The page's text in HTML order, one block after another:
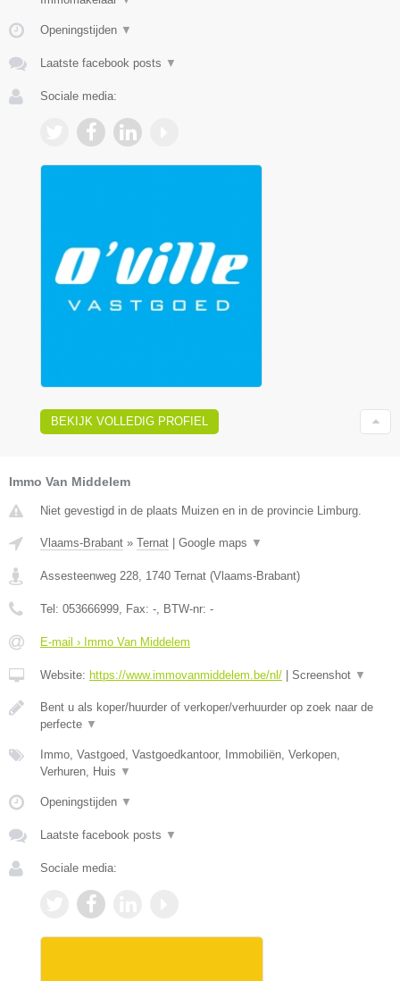
Openingstijden ▼
Laatste facebook posts ▼
Sociale media:
BEKIJK VOLLEDIG PROFIEL
Immo Van Middelem
Niet gevestigd in de plaats Muizen en in de provincie Limburg.
Vlaams-Brabant » Ternat Google maps ▼
Assesteenweg 228 1740 Ternat (Vlaams-Brabant)
Tel: 053666999 , Fax: - , BTW-nr: -
E-mail › Immo Van Middelem
Website: https://www.immovanmiddelem.be/nl/ Screenshot ▼
Bent u als koper/huurder of verkoper/verhuurder op zoek naar de
perfecte ▼
Immo, Vastgoed, Vastgoedkantoor, Immobiliën, Verkopen,
Verhuren, Huis ▼
Openingstijden ▼
Laatste facebook posts ▼
Sociale media: